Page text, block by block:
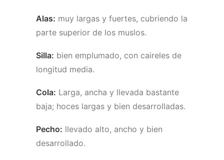
Alas: muy largas y fuertes, cubriendo la
parte superior de los muslos.
Silla: bien emplumado, con caireles de
longitud media.
Cola: Larga, ancha y llevada bastante
baja; hoces largas y bien desarrolladas.
Pecho: llevado alto, ancho y bien
desarrollado.